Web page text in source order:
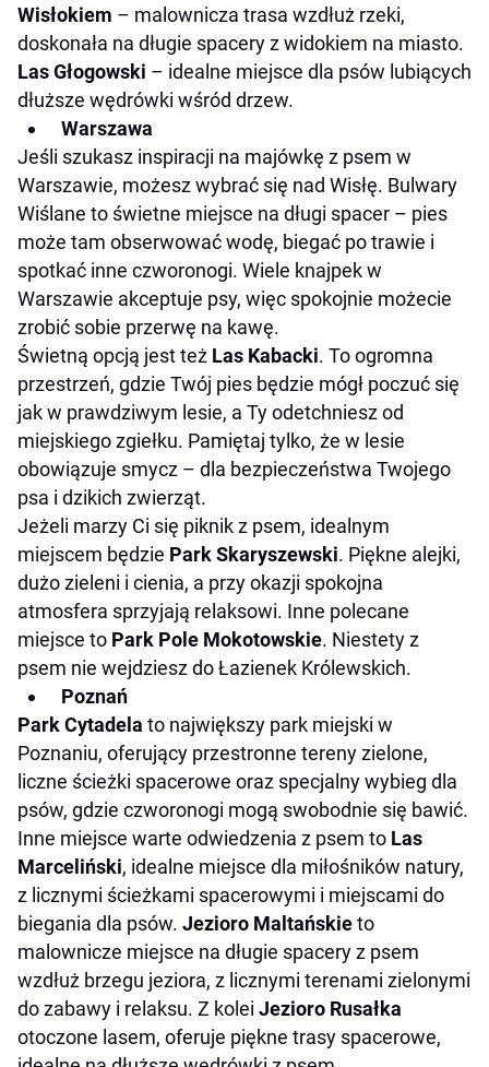
Wisłokiem – malownicza trasa wzdłuż rzeki,
doskonała na długie spacery z widokiem na miasto.​
Las Głogowski – idealne miejsce dla psów lubiących
dłuższe wędrówki wśród drzew.
Warszawa
Jeśli szukasz inspiracji na majówkę z psem w
Warszawie, możesz wybrać się nad Wisłę. Bulwary
Wiślane to świetne miejsce na długi spacer – pies
może tam obserwować wodę, biegać po trawie i
spotkać inne czworonogi. Wiele knajpek w
Warszawie akceptuje psy, więc spokojnie możecie
zrobić sobie przerwę na kawę.
Świetną opcją jest też Las Kabacki. To ogromna
przestrzeń, gdzie Twój pies będzie mógł poczuć się
jak w prawdziwym lesie, a Ty odetchniesz od
miejskiego zgiełku. Pamiętaj tylko, że w lesie
obowiązuje smycz – dla bezpieczeństwa Twojego
psa i dzikich zwierząt.
Jeżeli marzy Ci się piknik z psem, idealnym
miejscem będzie Park Skaryszewski. Piękne alejki,
dużo zieleni i cienia, a przy okazji spokojna
atmosfera sprzyjają relaksowi. Inne polecane
miejsce to Park Pole Mokotowskie. Niestety z
psem nie wejdziesz do Łazienek Królewskich.
Poznań
Park Cytadela to największy park miejski w
Poznaniu, oferujący przestronne tereny zielone,
liczne ścieżki spacerowe oraz specjalny wybieg dla
psów, gdzie czworonogi mogą swobodnie się bawić.
Inne miejsce warte odwiedzenia z psem to Las
Marceliński, idealne miejsce dla miłośników natury,
z licznymi ścieżkami spacerowymi i miejscami do
biegania dla psów. Jezioro Maltańskieto
malownicze miejsce na długie spacery z psem
wzdłuż brzegu jeziora, z licznymi terenami zielonymi
do zabawy i relaksu. Z kolei Jezioro Rusałka
otoczone lasem, oferuje piękne trasy spacerowe,